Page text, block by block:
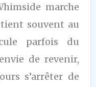
marche
souvent au
parfois du
de revenir,
s’arrêter de